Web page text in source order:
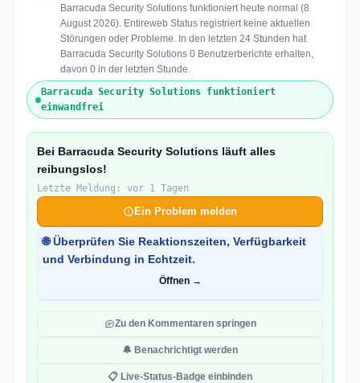
Barracuda Security Solutions funktioniert heute normal (8
August 2026). Entireweb Status registriert keine aktuellen
Störungen oder Probleme. In den letzten 24 Stunden hat
Barracuda Security Solutions 0 Benutzerberichte erhalten,
davon 0 in der letzten Stunde.
Barracuda Security Solutions funktioniert
einwandfrei
Bei Barracuda Security Solutions läuft alles
reibungslos!
Letzte Meldung: vor 1 Tagen
Ein Problem melden
🌐 Überprüfen Sie Reaktionszeiten, Verfügbarkeit
und Verbindung in Echtzeit.
Öffnen →
Zu den Kommentaren springen
🔔 Benachrichtigt werden
📋 Live-Status-Badge einbinden